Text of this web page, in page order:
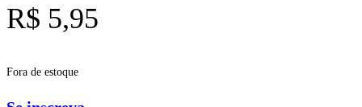
R$ 5,95
Fora de estoque